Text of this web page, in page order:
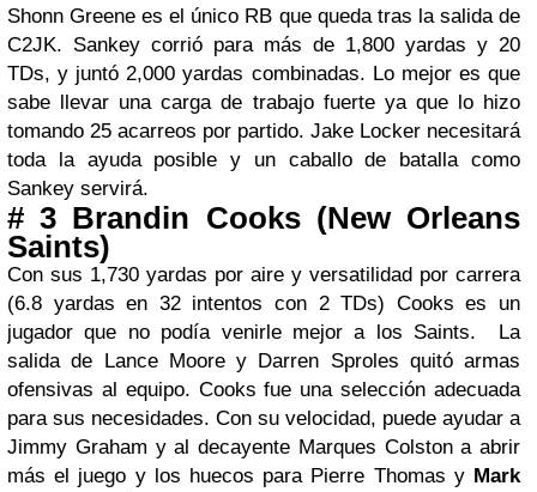
Shonn Greene es el único RB que queda tras la salida de
C2JK. Sankey corrió para más de 1,800 yardas y 20
TDs, y juntó 2,000 yardas combinadas. Lo mejor es que
sabe llevar una carga de trabajo fuerte ya que lo hizo
tomando 25 acarreos por partido. Jake Locker necesitará
toda la ayuda posible y un caballo de batalla como
Sankey servirá.
# 3 Brandin Cooks (New Orleans
Saints)
Con sus 1,730 yardas por aire y versatilidad por carrera
(6.8 yardas en 32 intentos con 2 TDs) Cooks es un
jugador que no podía venirle mejor a los Saints. La
salida de Lance Moore y Darren Sproles quitó armas
ofensivas al equipo. Cooks fue una selección adecuada
para sus necesidades. Con su velocidad, puede ayudar a
Jimmy Graham y al decayente Marques Colston a abrir
más el juego y los huecos para Pierre Thomas y Mark